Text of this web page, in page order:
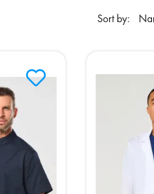
Sort by: